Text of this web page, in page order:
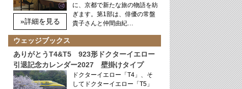
»詳細を見る
に、京都で新たな旅の物語を紡
ぎます。第1部は、俳優の常盤
貴子さんと仲間由紀…
ウェッジブックス
ありがとうT4&T5 923形ドクターイエロー
引退記念カレンダー2027 壁掛けタイプ
ドクターイエロー「T4」、そ
してドクターイエロー「T5」